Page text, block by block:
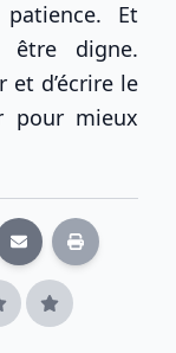
Et
être digne.
et d’écrire le
pour mieux